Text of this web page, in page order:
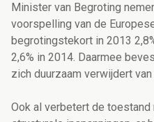
Minister van Begroting
voorspelling van de
begrotingstekort in 2013
2,6% in 2014. Daarmee
zich duurzaam verwijdert
Ook al verbetert de